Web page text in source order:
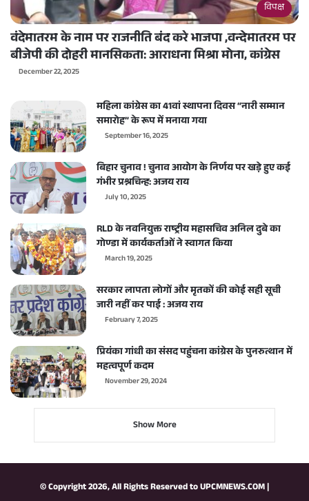
विपक्ष
वंदेमातरम के नाम पर राजनीति बंद करे भाजपा ,वन्देमातरम पर
बीजेपी की दोहरी मानसिकता: आराधना मिश्रा मोना, कांग्रेस
December 22, 2025
महिला कांग्रेस का 41वां स्थापना दिवस “नारी सम्मान
समारोह” के रूप में मनाया गया
September 16, 2025
बिहार चुनाव ! चुनाव आयोग के निर्णय पर खड़े हुए कई
गंभीर प्रश्नचिन्ह: अजय राय
July 10, 2025
RLD के नवनियुक्त राष्ट्रीय महासचिव अनिल दुबे का
गोण्डा में कार्यकर्ताओं ने स्वागत किया
March 19, 2025
सरकार लापता लोगों और मृतकों की कोई सही सूची
जारी नहीं कर पाई : अजय राय
February 7, 2025
प्रियंका गांधी का संसद पहुंचना कांग्रेस के पुनरुत्थान में
महत्वपूर्ण कदम
November 29, 2024
Show More
© Copyright 2026, All Rights Reserved toUPCMNEWS.COM|